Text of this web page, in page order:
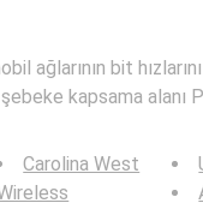
ağlarının bit
kapsama alanı
Carolina West